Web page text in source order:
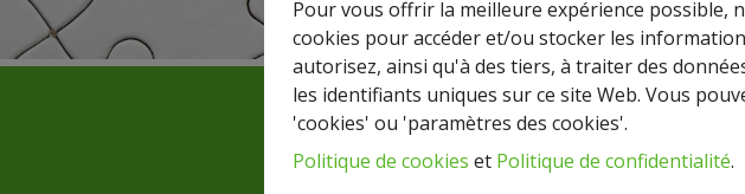
Pour vous offrir la meilleure expérience possible,
cookies pour accéder et/ou stocker les
autorisez, ainsi qu'à des tiers, à traiter des
les identifiants uniques sur ce site Web. Vous
'cookies' ou 'paramètres des cookies'.
Politique de cookies et Politique de confidentialité.
IMMO